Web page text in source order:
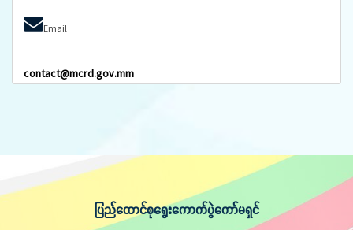
Email
contact@mcrd.gov.mm
ပြည်ထောင်စုရွေးကောက်ပွဲကော်မရှင်